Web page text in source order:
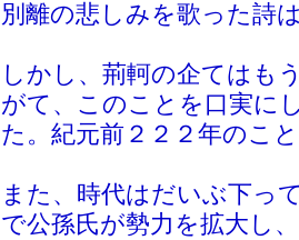
別離の悲しみを歌った詩
しかし、荊軻の企てはも
がて、このことを口実に
た。紀元前２２２年のこ
また、時代はだいぶ下っ
で公孫氏が勢力を拡大し